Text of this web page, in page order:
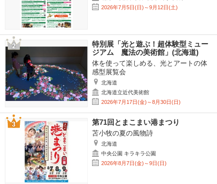
2026年7月5日(日)～9月12日(土)
特別展「光と遊ぶ！超体験型ミュー
ジアム 魔法の美術館」(北海道)
体を使って楽しめる、光とアートの体
感型展覧会
北海道
北海道立近代美術館
2026年7月17日(金)～8月30日(日)
第71回とまこまい港まつり
苫小牧の夏の風物詩
北海道
中央公園 キラキラ公園
2026年8月7日(金)～9日(日)